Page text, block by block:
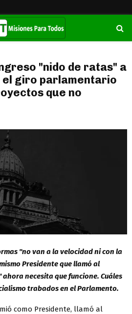
"nido de ratas" a
el giro parlamentario
que no
"no van a la velocidad ni con la
Presidente que llamó al
necesita que funcione. Cuáles
trabados en el Parlamento.
como Presidente, llamó al